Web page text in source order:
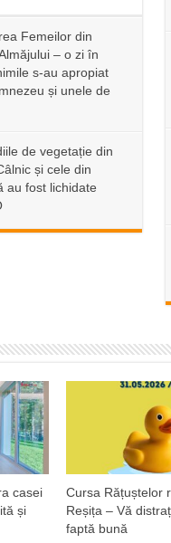
Femeilor din
– o zi în
s-au apropiat
și unele de
de vegetație din
și cele din
au fost lichidate
casei
și
Cursa Rățuștelor
Reșița – Vă
faptă bună